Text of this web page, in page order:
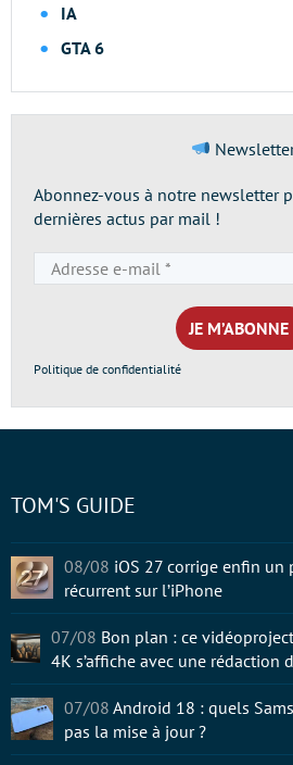
IA
GTA 6
Abonnez-vous à notre newsletter
dernières actus par mail !
e-
mail
*
Politique de confidentialité
TOM'S GUIDE
08/08 iOS 27 corrige enfin
récurrent sur l’iPhone
07/08 Bon plan : ce
4K s’affiche avec une rédaction
07/08 Android 18 : quels
pas la mise à jour ?